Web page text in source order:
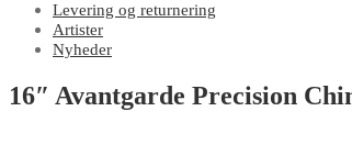
Levering og returnering
Artister
Nyheder
16″ Avantgarde Precision